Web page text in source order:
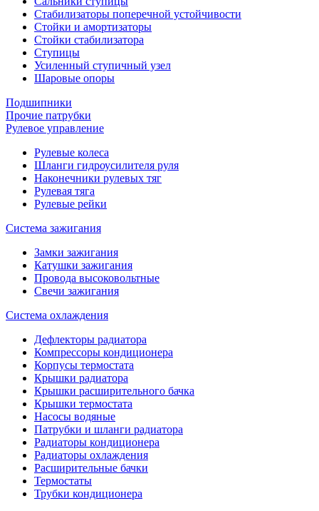
Стабилизаторы поперечной устойчивости
Стойки и амортизаторы
Стойки стабилизатора
Ступицы
Усиленный ступичный узел
Шаровые опоры
Подшипники
Прочие патрубки
Рулевое управление
Рулевые колеса
Шланги гидроусилителя руля
Наконечники рулевых тяг
Рулевая тяга
Рулевые рейки
Система зажигания
Замки зажигания
Катушки зажигания
Провода высоковольтные
Свечи зажигания
Система охлаждения
Дефлекторы радиатора
Компрессоры кондиционера
Корпусы термостата
Крышки радиатора
Крышки расширительного бачка
Крышки термостата
Насосы водяные
Патрубки и шланги радиатора
Радиаторы кондиционера
Радиаторы охлаждения
Расширительные бачки
Термостаты
Трубки кондиционера